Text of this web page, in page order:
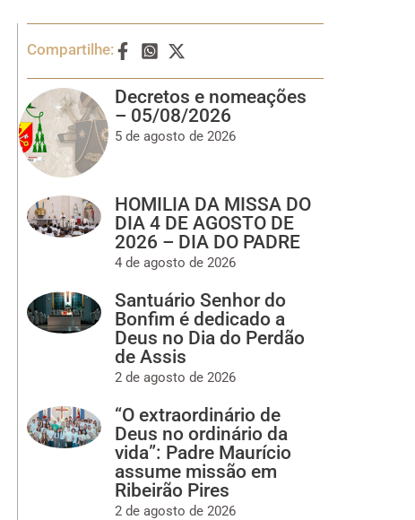
Compartilhe:
Decretos e nomeações
– 05/08/2026
5 de agosto de 2026
HOMILIA DA MISSA DO
DIA 4 DE AGOSTO DE
2026 – DIA DO PADRE
4 de agosto de 2026
Santuário Senhor do
Bonfim é dedicado a
Deus no Dia do Perdão
de Assis
2 de agosto de 2026
“O extraordinário de
Deus no ordinário da
vida”: Padre Maurício
assume missão em
Ribeirão Pires
2 de agosto de 2026